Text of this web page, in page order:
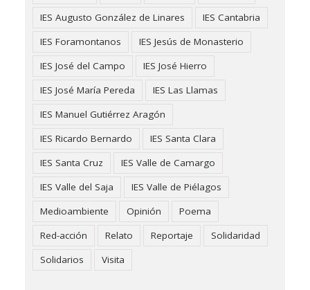
IES Augusto González de Linares
IES Cantabria
IES Foramontanos
IES Jesús de Monasterio
IES José del Campo
IES José Hierro
IES José María Pereda
IES Las Llamas
IES Manuel Gutiérrez Aragón
IES Ricardo Bernardo
IES Santa Clara
IES Santa Cruz
IES Valle de Camargo
IES Valle del Saja
IES Valle de Piélagos
Medioambiente
Opinión
Poema
Red-acción
Relato Reportaje
Solidaridad
Solidarios
Visita